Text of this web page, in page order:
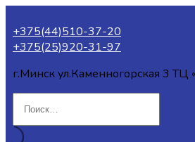
+375(44)510-37-20
+375(25)920-31-97
г.Минск ул.Каменногорская 3 ТЦ